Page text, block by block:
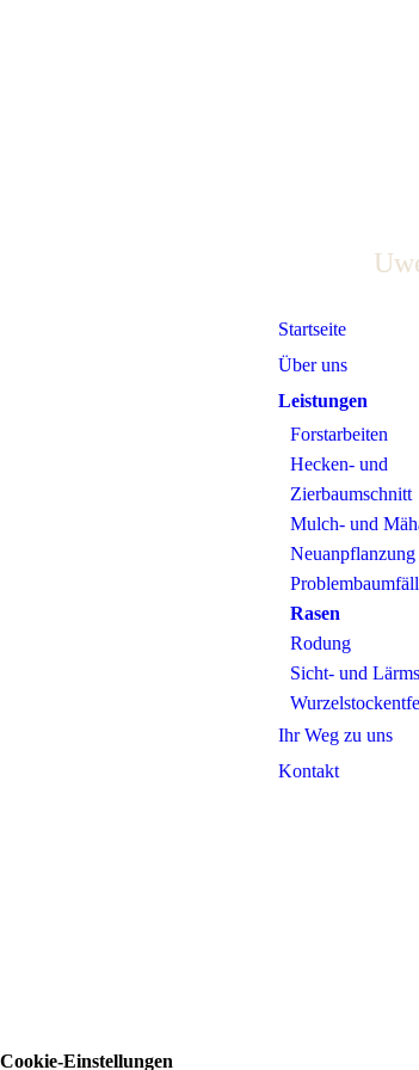
Startseite
Über uns
Leistungen
Forstarbeiten
Hecken- und
Zierbaumschnitt
Mulch- und
Neuanpflanzung
Rasen
Rodung
Sicht- und
Ihr Weg zu uns
Kontakt
Cookie-Einstellungen